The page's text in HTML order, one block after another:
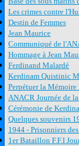
Les crimes contre
Destin de Femmes
Jean Maurice
Communiqué de
Hommage à Jean
Ferdinand Malardé
Kerdinam Quistinic
Perpétuer la
ANACR Journée de
Cérémonie de
Quelques souvenirs
1944 - Prisonniers
1er Bataillon F.F.I